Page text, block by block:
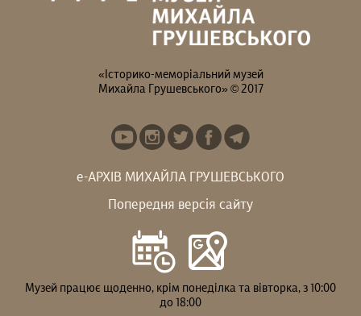
«Історико-меморіальний музей
Михайла Грушевського» © 2017
е-АРХІВ МИХАЙЛА ГРУШЕВСЬКОГО
Попередня версія сайту
Музей працює щоденно, крім понеділка та вівторка, з 10:00
до 18:00